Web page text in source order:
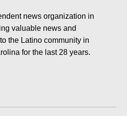
news organization in
valuable news and
the Latino community in
for the last 28 years.